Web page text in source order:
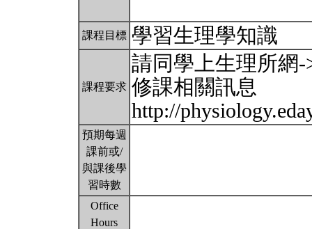
課程目標 學習生理學知識
課程要求
請同學上生理所網
修課相關訊息
http://
預期每週
課前或/
與課後學
習時數
Office
Hours